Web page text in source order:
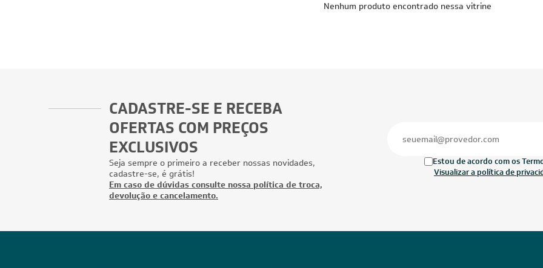
Nenhum produto encontrado nessa vitrine
CADASTRE-SE E RECEBA
OFERTAS COM PREÇOS
EXCLUSIVOS
Seja sempre o primeiro a receber nossas novidades,
cadastre-se, é grátis!
Em caso de dúvidas consulte nossa política de troca,
devolução e cancelamento.
Estou de acordo com os
Visualizar a política de